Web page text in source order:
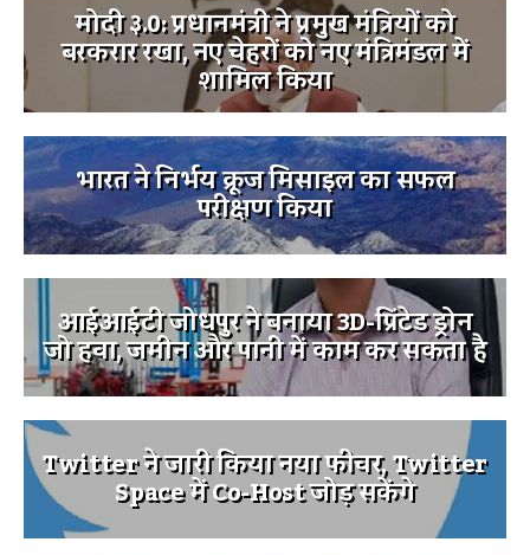
मोदी ३.0: प्रधानमंत्री ने प्रमुख मंत्रियों को
बरकरार रखा, नए चेहरों को नए मंत्रिमंडल में
शामिल किया
भारत ने निर्भय क्रूज मिसाइल का सफल
परीक्षण किया
आईआईटी जोधपुर ने बनाया 3D-प्रिंटेड ड्रोन
जो हवा, जमीन और पानी में काम कर सकता है
Twitter ने जारी किया नया फीचर, Twitter
Space में Co-Host जोड़ सकेंगे